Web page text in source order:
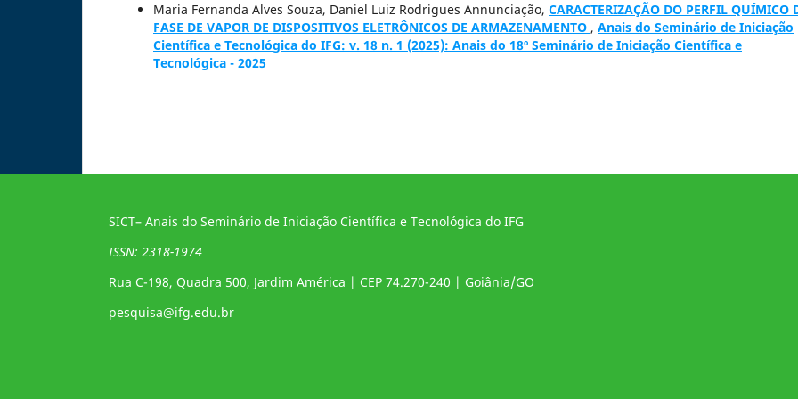
Maria Fernanda Alves Souza, Daniel Luiz Rodrigues Annunciação, CARACTERIZAÇÃO DO PERFIL QUÍMICO
FASE DE VAPOR DE DISPOSITIVOS ELETRÔNICOS DE ARMAZENAMENTO , Anais do Seminário de Iniciação
Científica e Tecnológica do IFG: v. 18 n. 1 (2025): Anais do 18º Seminário de Iniciação Científica e
Tecnológica - 2025
SICT– Anais do Seminário de Iniciação Científica e Tecnológica do IFG
ISSN: 2318-1974
Rua C-198, Quadra 500, Jardim América | CEP 74.270-240 | Goiânia/GO
pesquisa@ifg.edu.br